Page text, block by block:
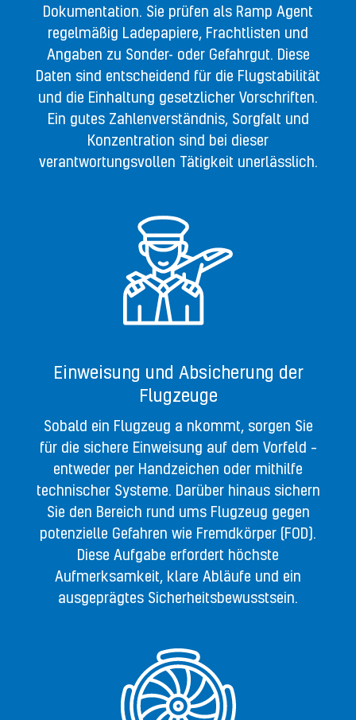
Dokumentation. Sie prüfen als Ramp Agent
regelmäßig Ladepapiere, Frachtlisten und
Angaben zu Sonder- oder Gefahrgut. Diese
Daten sind entscheidend für die Flugstabilität
und die Einhaltung gesetzlicher Vorschriften.
Ein gutes Zahlenverständnis, Sorgfalt und
Konzentration sind bei dieser
verantwortungsvollen Tätigkeit unerlässlich.
Einweisung und Absicherung der
Flugzeuge
Sobald ein Flugzeug a nkommt, sorgen Sie
für die sichere Einweisung auf dem Vorfeld –
entweder per Handzeichen oder mithilfe
technischer Systeme. Darüber hinaus sichern
Sie den Bereich rund ums Flugzeug gegen
potenzielle Gefahren wie Fremdkörper (FOD).
Diese Aufgabe erfordert höchste
Aufmerksamkeit, klare Abläufe und ein
ausgeprägtes Sicherheitsbewusstsein.